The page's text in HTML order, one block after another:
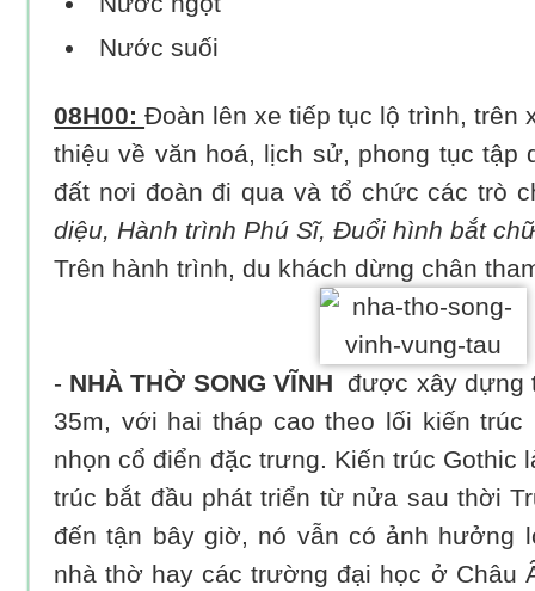
Nước suối
08H00: Đoàn lên xe tiếp tục lộ trình, trên
thiệu về văn hoá, lịch sử, phong tục tập
đất nơi đoàn đi qua và tổ chức các trò
diệu, Hành trình Phú Sĩ, Đuổi hình bắt
Trên hành trình, du khách dừng chân
- NHÀ THỜ SONG VĨNH được xây dựng
35m, với hai tháp cao theo lối kiến trúc
nhọn cổ điển đặc trưng. Kiến trúc Gothic
trúc bắt đầu phát triển từ nửa sau thời
đến tận bây giờ, nó vẫn có ảnh hưởng
nhà thờ hay các trường đại học ở Châu